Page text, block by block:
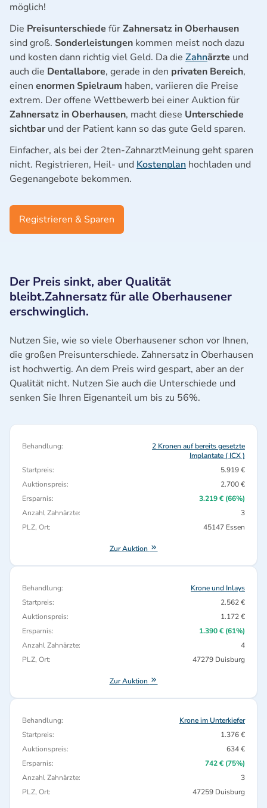
möglich!
Die Preisunterschiede fürZahnersatz in Oberhausen
sind groß. Sonderleistungen kommen meist noch dazu
und kosten dann richtig viel Geld. Da die Zahnärzte und
auch die Dentallabore, gerade in den privaten Bereich,
einen enormen Spielraum haben, variieren die Preise
extrem. Der offene Wettbewerb bei einer Auktion für
Zahnersatz in Oberhausen, macht diese Unterschiede
sichtbar und der Patient kann so das gute Geld sparen.
Einfacher, als bei der 2ten-ZahnarztMeinung geht sparen
nicht. Registrieren, Heil- und Kostenplan hochladen und
Gegenangebote bekommen.
Registrieren & Sparen
Der Preis sinkt, aber Qualität
bleibt.Zahnersatz für alle Oberhausener
erschwinglich.
Nutzen Sie, wie so viele Oberhausener schon vor Ihnen,
die großen Preisunterschiede. Zahnersatz in Oberhausen
ist hochwertig. An dem Preis wird gespart, aber an der
Qualität nicht. Nutzen Sie auch die Unterschiede und
senken Sie Ihren Eigenanteil um bis zu 56%.
Behandlung:
2 Kronen auf bereits gesetzte
Implantate ( ICX )
Startpreis:
5.919 €
Auktionspreis:
2.700 €
Ersparnis:
3.219 € (66%)
Anzahl Zahnärzte:
3
PLZ, Ort:
45147 Essen
Zur Auktion
Behandlung:
Krone und Inlays
Startpreis:
2.562 €
Auktionspreis:
1.172 €
Ersparnis:
1.390 € (61%)
Anzahl Zahnärzte:
4
PLZ, Ort:
47279 Duisburg
Zur Auktion
Behandlung:
Krone im Unterkiefer
Startpreis:
1.376 €
Auktionspreis:
634 €
Ersparnis:
742 € (75%)
Anzahl Zahnärzte:
3
PLZ, Ort:
47259 Duisburg